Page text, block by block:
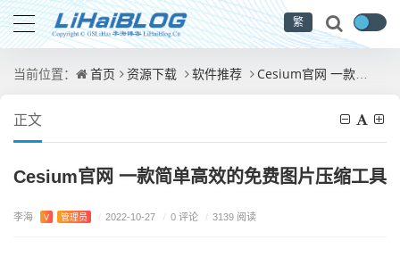
繁
当前位置： 首页 资源下载 软件推荐 Cesium官网 一款简单高效的免费图片压缩工具
正文
Cesium官网 一款简单高效的免费图片压缩工具
李海 V 管理员 / 2022-10-27 / 0 评论 / 3139 阅读